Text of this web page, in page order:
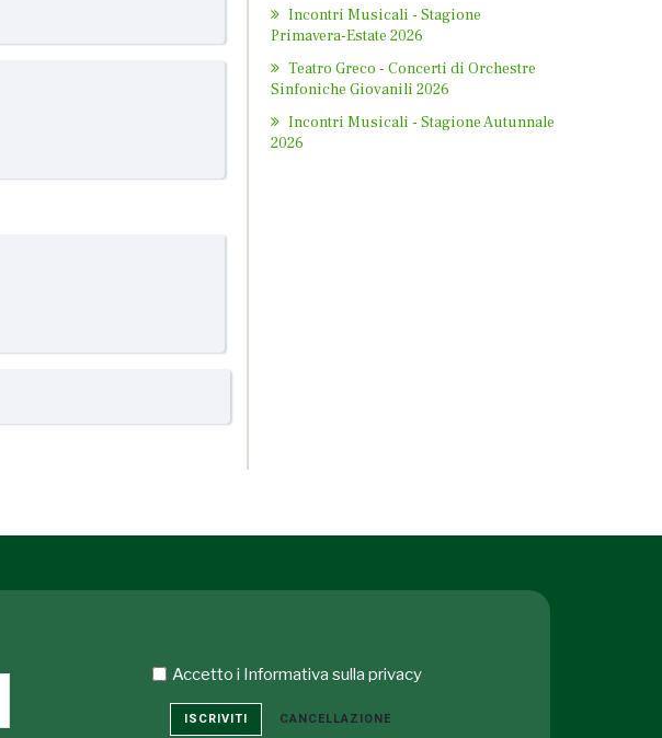
Incontri Musicali - Stagione
Primavera-Estate 2026
Teatro Greco - Concerti di Orchestre
Sinfoniche Giovanili 2026
Incontri Musicali - Stagione Autunnale
2026
Accetto i Informativa sulla privacy
ISCRIVITI CANCELLAZIONE